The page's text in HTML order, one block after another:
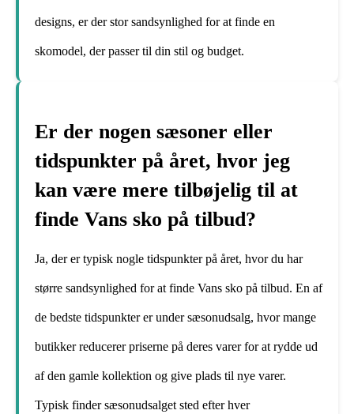
designs, er der stor sandsynlighed for at finde en
skomodel, der passer til din stil og budget.
Er der nogen sæsoner eller
tidspunkter på året, hvor jeg
kan være mere tilbøjelig til at
finde Vans sko på tilbud?
Ja, der er typisk nogle tidspunkter på året, hvor du har
større sandsynlighed for at finde Vans sko på tilbud. En af
de bedste tidspunkter er under sæsonudsalg, hvor mange
butikker reducerer priserne på deres varer for at rydde ud
af den gamle kollektion og give plads til nye varer.
Typisk finder sæsonudsalget sted efter hver